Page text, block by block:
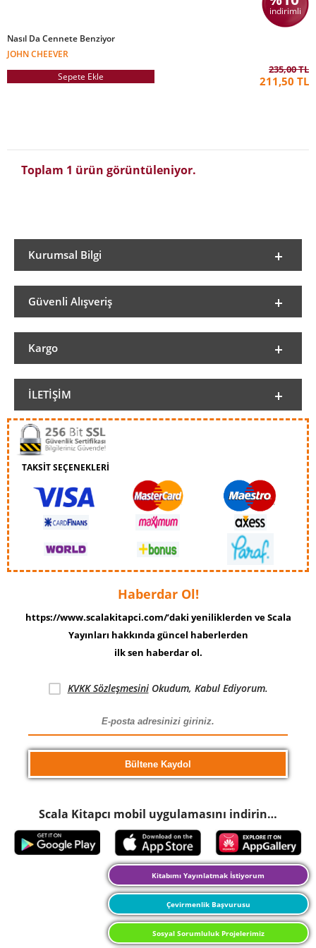
indirimli
Nasıl Da Cennete Benziyor
JOHN CHEEVER
Sepete Ekle
235,00 TL
211,50 TL
Toplam 1 ürün görüntüleniyor.
Kurumsal Bilgi
Güvenli Alışveriş
Kargo
İLETIŞIM
TAKSİT SEÇENEKLERİ
Haberdar Ol!
https://www.scalakitapci.com/’daki yeniliklerden ve Scala
Yayınları hakkında güncel haberlerden
ilk sen haberdar ol.
KVKK SözleşmesiniOkudum, Kabul Ediyorum.
Scala Kitapcı mobil uygulamasını indirin…
Kitabımı Yayınlatmak İstiyorum
Çevirmenlik Başvurusu
Sosyal Sorumluluk Projelerimiz